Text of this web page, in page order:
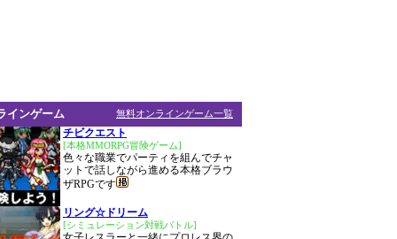
無料オンラインゲーム一覧
インゲーム
チビクエスト
[本格MMORPG冒険ゲーム]
色々な職業でパーティを組んでチャ
ットで話しながら進める本格ブラウ
ザRPGです
リング☆ドリーム
[シミュレーション対戦バトル]